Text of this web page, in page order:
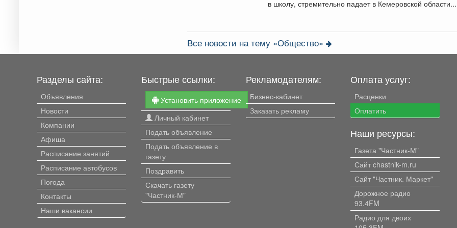
в школу, стремительно падает в Кемеровской
Все новости на тему «Общество»
Разделы сайта:
Объявления
Новости
Компании
Афиша
Расписание занятий
Расписание автобусов
Погода
Контакты
Наши вакансии
Быстрые ссылки:
Установить приложение
Личный кабинет
Подать объявление
Подать объявление в
газету
Поздравить
Скачать газету
"Частник-М"
Рекламодателям:
Бизнес-кабинет
Заказать рекламу
Оплата услуг:
Расценки
Оплатить
Наши ресурсы:
Газета "Частник-М"
Сайт chastnik-m.ru
Сайт "Частник. Маркет"
Дорожное радио
93.4FM
Радио для двоих